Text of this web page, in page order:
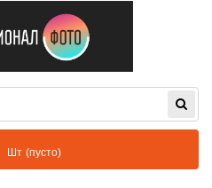
Шт (пусто)